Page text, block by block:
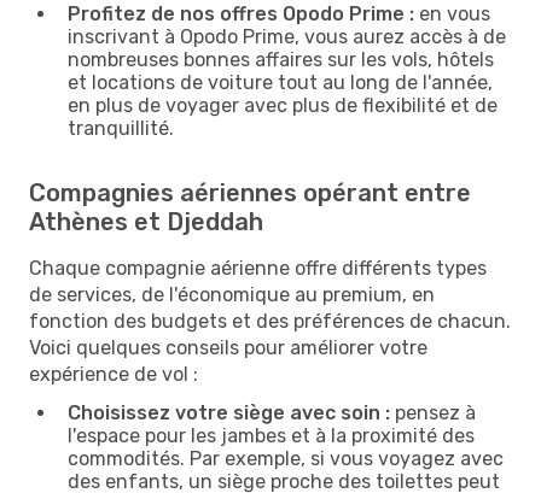
Profitez de nos offres Opodo Prime : en vous
inscrivant à Opodo Prime, vous aurez accès à de
nombreuses bonnes affaires sur les vols, hôtels
et locations de voiture tout au long de l'année,
en plus de voyager avec plus de flexibilité et de
tranquillité.
Compagnies aériennes opérant entre
Athènes et Djeddah
Chaque compagnie aérienne offre différents types
de services, de l'économique au premium, en
fonction des budgets et des préférences de chacun.
Voici quelques conseils pour améliorer votre
expérience de vol :
Choisissez votre siège avec soin : pensez à
l'espace pour les jambes et à la proximité des
commodités. Par exemple, si vous voyagez avec
des enfants, un siège proche des toilettes peut